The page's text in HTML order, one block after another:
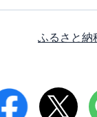
ふるさと納